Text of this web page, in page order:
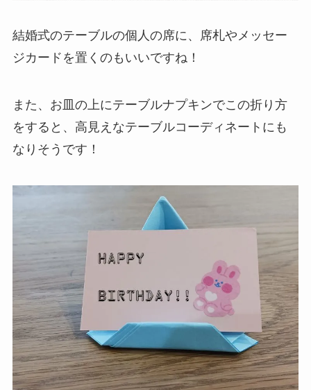
結婚式のテーブルの個人の席に、席札やメッセー
ジカードを置くのもいいですね！
また、お皿の上にテーブルナプキンでこの折り方
をすると、高見えなテーブルコーディネートにも
なりそうです！